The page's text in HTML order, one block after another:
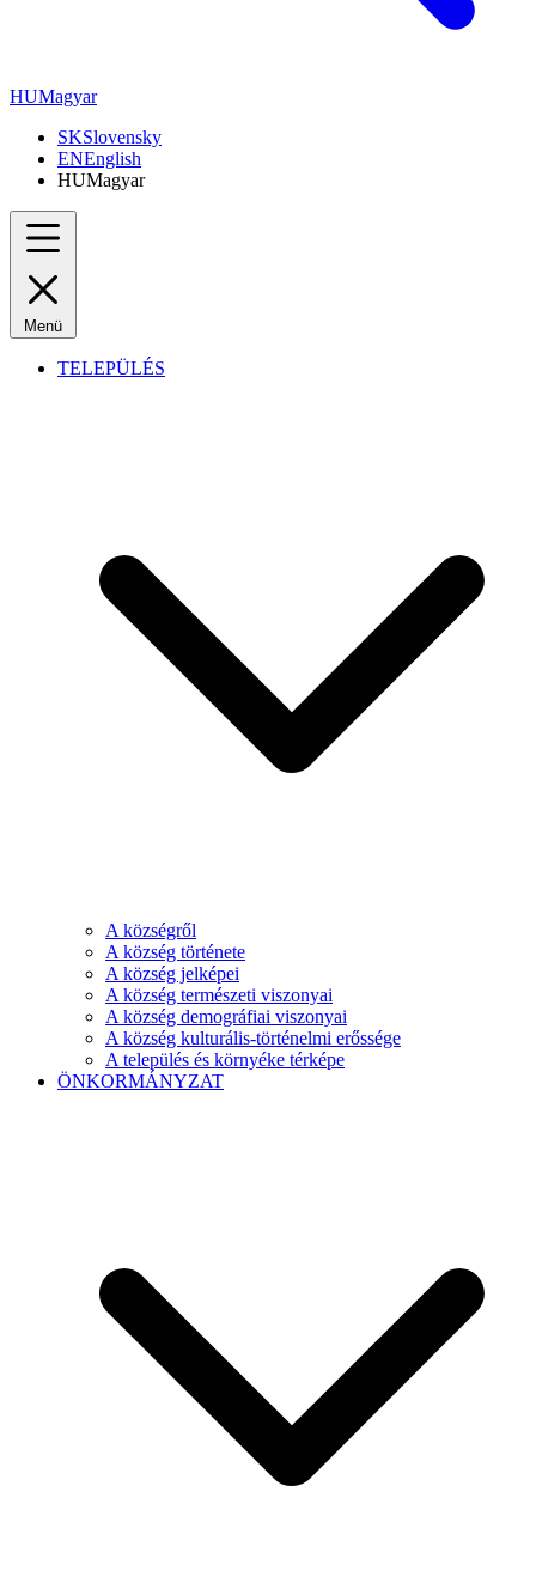
HUMagyar
SKSlovensky
ENEnglish
HUMagyar
Menü
TELEPÜLÉS
A községről
A község története
A község jelképei
A község természeti viszonyai
A község demográfiai viszonyai
A község kulturális-történelmi erőssége
A település és környéke térképe
ÖNKORMÁNYZAT